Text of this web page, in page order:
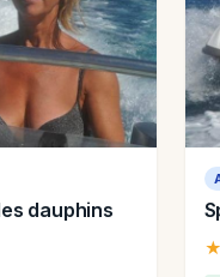
dauphins